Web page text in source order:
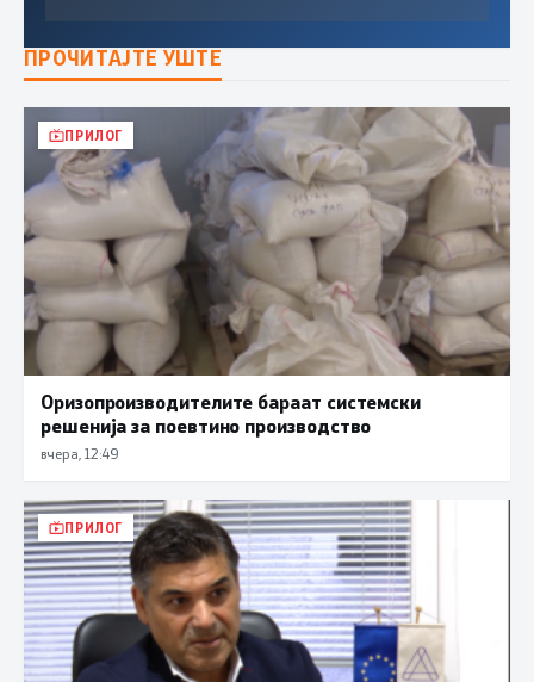
ПРОЧИТАЈТЕ УШТЕ
ПРИЛОГ
Оризопроизводителите бараат системски
решенија за поевтино производство
вчера, 12:49
ПРИЛОГ